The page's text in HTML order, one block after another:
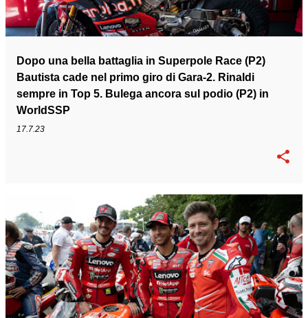
Dopo una bella battaglia in Superpole Race (P2)
Bautista cade nel primo giro di Gara-2. Rinaldi
sempre in Top 5. Bulega ancora sul podio (P2) in
WorldSSP
17.7.23